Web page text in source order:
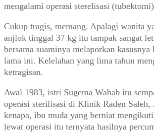
mengalami operasi sterelisasi
Cukup tragis, memang. Apalagi wanita
anjlok tinggal 37 kg itu tampak sangat
bersama suaminya melaporkan
lama ini. Kelelahan yang lima tahun
ketragisan.
Awal 1983, istri Sugema Wahab itu
operasi sterilisasi di Klinik Raden Saleh,
kenapa, ibu muda yang berniat
lewat operasi itu ternyata hasilnya